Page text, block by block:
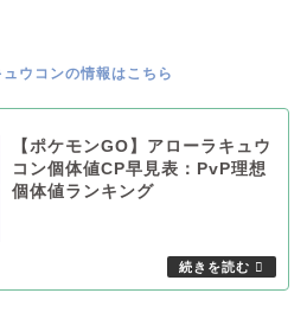
ウコンの情報はこちら
【ポケモンGO】アローラキュウ
コン個体値CP早見表：PvP理想
個体値ランキング